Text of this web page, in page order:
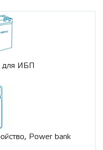
для ИБП
Power bank